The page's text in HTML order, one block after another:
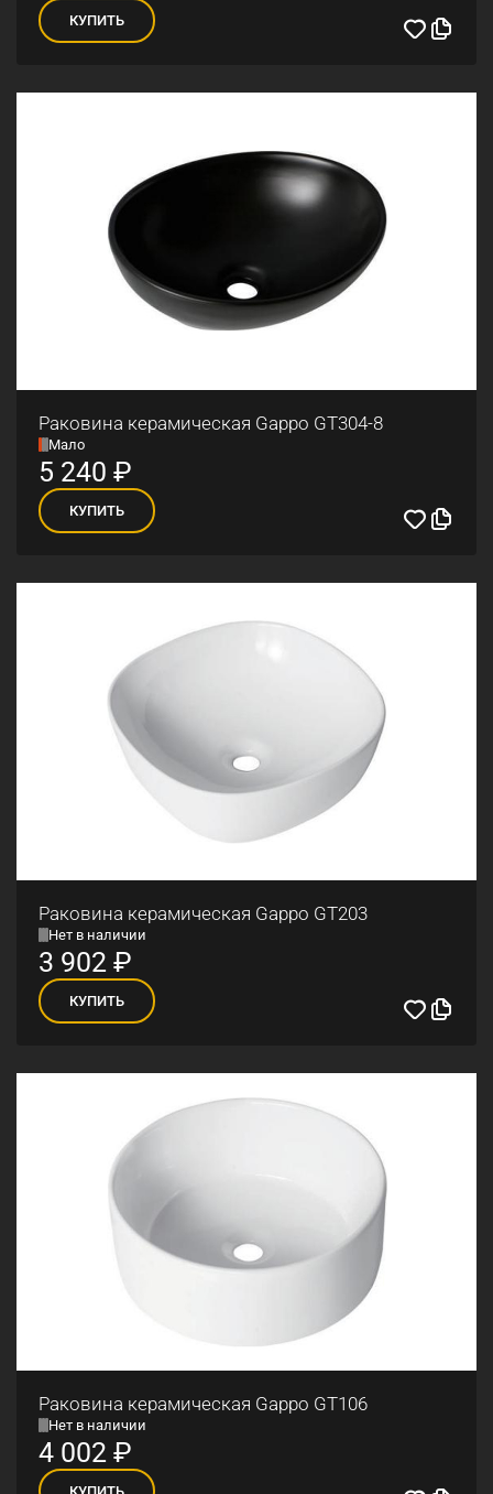
КУПИТЬ
Раковина керамическая Gappo GT304-8
Мало
5 240 ₽
КУПИТЬ
Раковина керамическая Gappo GT203
Нет в наличии
3 902₽
КУПИТЬ
Раковина керамическая Gappo GT106
Нет в наличии
4 002₽